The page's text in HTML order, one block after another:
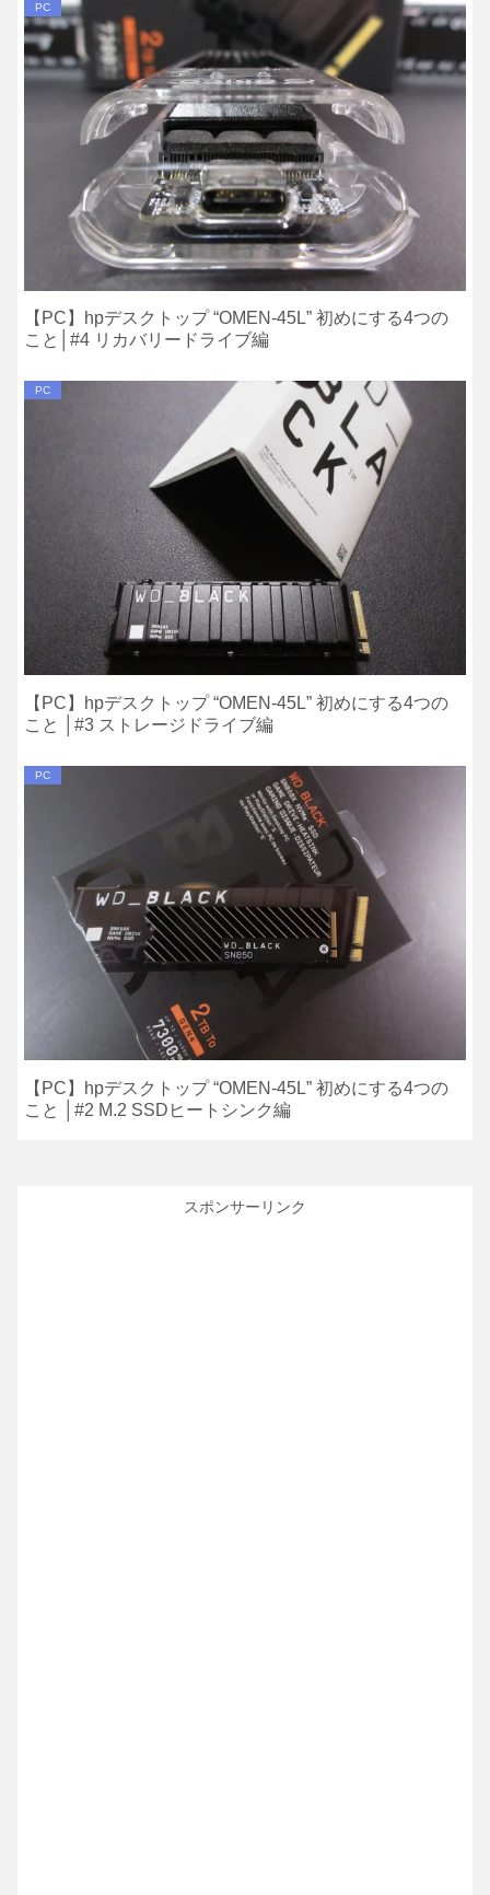
PC
【PC】hpデスクトップ “OMEN-45L” 初めにする4つの
こと│#4 リカバリードライブ編
PC
【PC】hpデスクトップ “OMEN-45L” 初めにする4つの
こと │#3 ストレージドライブ編
PC
【PC】hpデスクトップ “OMEN-45L” 初めにする4つの
こと │#2 M.2 SSDヒートシンク編
スポンサーリンク